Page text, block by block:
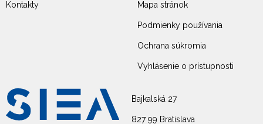
Bajkalská 27
827 99 Bratislava
Kontakty Mapa stránok
Podmienky používania
Ochrana súkromia
Vyhlásenie o prístupnosti